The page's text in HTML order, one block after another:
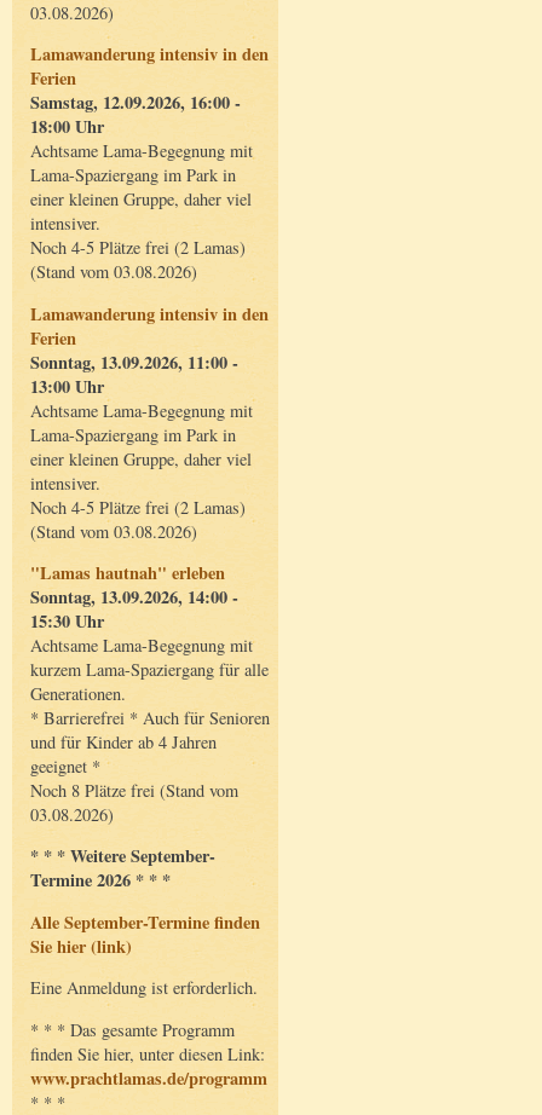
03.08.2026)
Lamawanderung intensiv in den
Ferien
Samstag, 12.09.2026, 16:00 -
18:00 Uhr
Achtsame Lama-Begegnung mit
Lama-Spaziergang im Park in
einer kleinen Gruppe, daher viel
intensiver.
Noch 4-5 Plätze frei (2 Lamas)
(Stand vom 03.08.2026)
Lamawanderung intensiv in den
Ferien
Sonntag, 13.09.2026, 11:00 -
13:00 Uhr
Achtsame Lama-Begegnung mit
Lama-Spaziergang im Park in
einer kleinen Gruppe, daher viel
intensiver.
Noch 4-5 Plätze frei (2 Lamas)
(Stand vom 03.08.2026)
"Lamas hautnah" erleben
Sonntag, 13.09.2026, 14:00 -
15:30 Uhr
Achtsame Lama-Begegnung mit
kurzem Lama-Spaziergang für alle
Generationen.
* Barrierefrei * Auch für Senioren
und für Kinder ab 4 Jahren
geeignet *
Noch 8 Plätze frei (Stand vom
03.08.2026)
* * * Weitere September-
Termine 2026 * * *
Alle September-Termine finden
Sie hier (link)
Eine Anmeldung ist erforderlich.
* * * Das gesamte Programm
finden Sie hier, unter diesen Link:
www.prachtlamas.de/programm
* * *